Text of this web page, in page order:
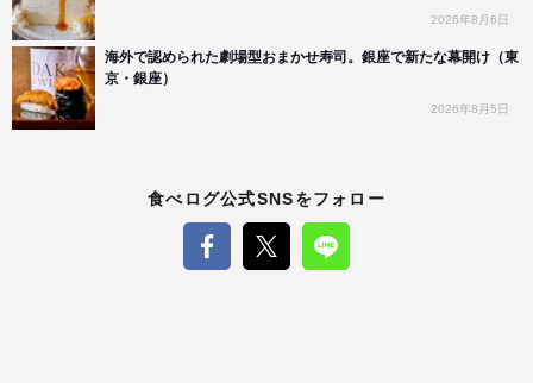
2026年8月6日
海外で認められた劇場型おまかせ寿司。銀座で新たな幕開け（東
京・銀座）
2026年8月5日
食べログ公式SNSをフォロー